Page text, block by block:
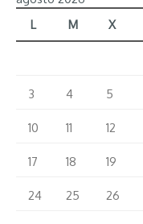
L
M X
3 4 5
10 11 12
17 18 19
24 25 26